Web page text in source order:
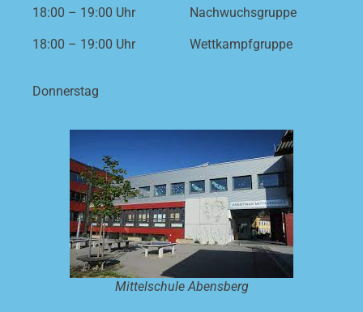
18:00 – 19:00 Uhr
18:00 – 19:00 Uhr
Nachwuchsgruppe
Wettkampfgruppe
Donnerstag
Mittelschule Abensberg